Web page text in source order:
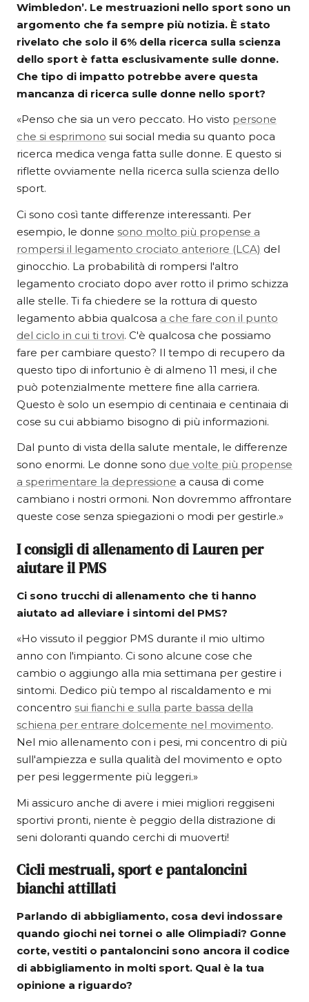
Wimbledon’. Le mestruazioni nello sport sono un
argomento che fa sempre più notizia. È stato
rivelato che solo il 6% della ricerca sulla scienza
dello sport è fatta esclusivamente sulle donne.
Che tipo di impatto potrebbe avere questa
mancanza di ricerca sulle donne nello sport?
«Penso che sia un vero peccato. Ho visto persone
che si esprimono sui social media su quanto poca
ricerca medica venga fatta sulle donne. E questo si
riflette ovviamente nella ricerca sulla scienza dello
sport.
Ci sono così tante differenze interessanti. Per
esempio, le donne sono molto più propense a
rompersi il legamento crociato anteriore (LCA) del
ginocchio. La probabilità di rompersi l'altro
legamento crociato dopo aver rotto il primo schizza
alle stelle. Ti fa chiedere se la rottura di questo
legamento abbia qualcosa a che fare con il punto
del ciclo in cui ti trovi. C'è qualcosa che possiamo
fare per cambiare questo? Il tempo di recupero da
questo tipo di infortunio è di almeno 11 mesi, il che
può potenzialmente mettere fine alla carriera.
Questo è solo un esempio di centinaia e centinaia di
cose su cui abbiamo bisogno di più informazioni.
Dal punto di vista della salute mentale, le differenze
sono enormi. Le donne sono due volte più propense
a sperimentare la depressione a causa di come
cambiano i nostri ormoni. Non dovremmo affrontare
queste cose senza spiegazioni o modi per gestirle.»
I consigli di allenamento di Lauren per
aiutare il PMS
Ci sono trucchi di allenamento che ti hanno
aiutato ad alleviare i sintomi del PMS?
«Ho vissuto il peggior PMS durante il mio ultimo
anno con l'impianto. Ci sono alcune cose che
cambio o aggiungo alla mia settimana per gestire i
sintomi. Dedico più tempo al riscaldamento e mi
concentro sui fianchi e sulla parte bassa della
schiena per entrare dolcemente nel movimento.
Nel mio allenamento con i pesi, mi concentro di più
sull'ampiezza e sulla qualità del movimento e opto
per pesi leggermente più leggeri.»
Mi assicuro anche di avere i miei migliori reggiseni
sportivi pronti, niente è peggio della distrazione di
seni doloranti quando cerchi di muoverti!
Cicli mestruali, sport e pantaloncini
bianchi attillati
Parlando di abbigliamento, cosa devi indossare
quando giochi nei tornei o alle Olimpiadi? Gonne
corte, vestiti o pantaloncini sono ancora il codice
di abbigliamento in molti sport. Qual è la tua
opinione a riguardo?